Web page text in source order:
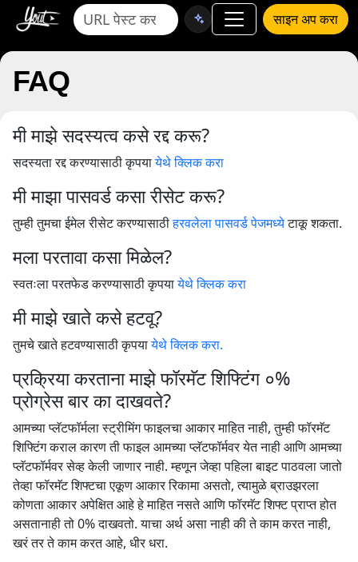
साइन अप करा
FAQ
मी माझे सदस्यत्व कसे रद्द करू?
सदस्यता रद्द करण्यासाठी कृपयायेथे क्लिक करा
मी माझा पासवर्ड कसा रीसेट करू?
तुम्ही तुमचा ईमेल रीसेट करण्यासाठीहरवलेला पासवर्ड पेजमध्येटाकू शकता.
मला परतावा कसा मिळेल?
स्वतःला परतफेड करण्यासाठी कृपयायेथे क्लिक करा
मी माझे खाते कसे हटवू?
तुमचे खाते हटवण्यासाठी कृपयायेथे क्लिक करा.
प्रक्रिया करताना माझे फॉरमॅट शिफ्टिंग ०%
प्रोग्रेस बार का दाखवते?
आमच्या प्लॅटफॉर्मला स्ट्रीमिंग फाइलचा आकार माहित नाही, तुम्ही फॉरमॅट
शिफ्टिंग कराल कारण ती फाइल आमच्या प्लॅटफॉर्मवर येत नाही आणि आमच्या
प्लॅटफॉर्मवर सेव्ह केली जाणार नाही. म्हणून जेव्हा पहिला बाइट पाठवला जातो
तेव्हा फॉरमॅट शिफ्टचा एकूण आकार रिकामा असतो, त्यामुळे ब्राउझरला
कोणता आकार अपेक्षित आहे हे माहित नसते आणि फॉरमॅट शिफ्ट प्राप्त होत
असतानाही तो 0% दाखवतो. याचा अर्थ असा नाही की ते काम करत नाही,
खरं तर ते काम करत आहे, धीर धरा.